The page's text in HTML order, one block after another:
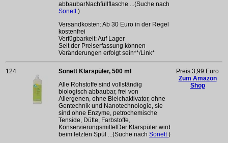
abbaubarNachfüllflasche ...(Suche nach
Sonett)
Versandkosten: Ab 30 Euro in der Regel
kostenfrei
Verfügbarkeit: Auf Lager
Seit der Preiserfassung können
Veränderungen erfolgt sein**/Link*
124
Sonett Klarspüler, 500 ml
Alle Rohstoffe sind vollständig
biologisch abbaubar, frei von
Allergenen, ohne Bleichaktivator, ohne
Gentechnik und Nanotechnologie, sie
sind ohne Enzyme, petrochemische
Tenside, Düfte, Farbstoffe,
KonservierungsmittelDer Klarspüler wird
beim letzten Spül ...(Suche nach Sonett)
Preis:3,99 Euro
Zum Amazon
Shop